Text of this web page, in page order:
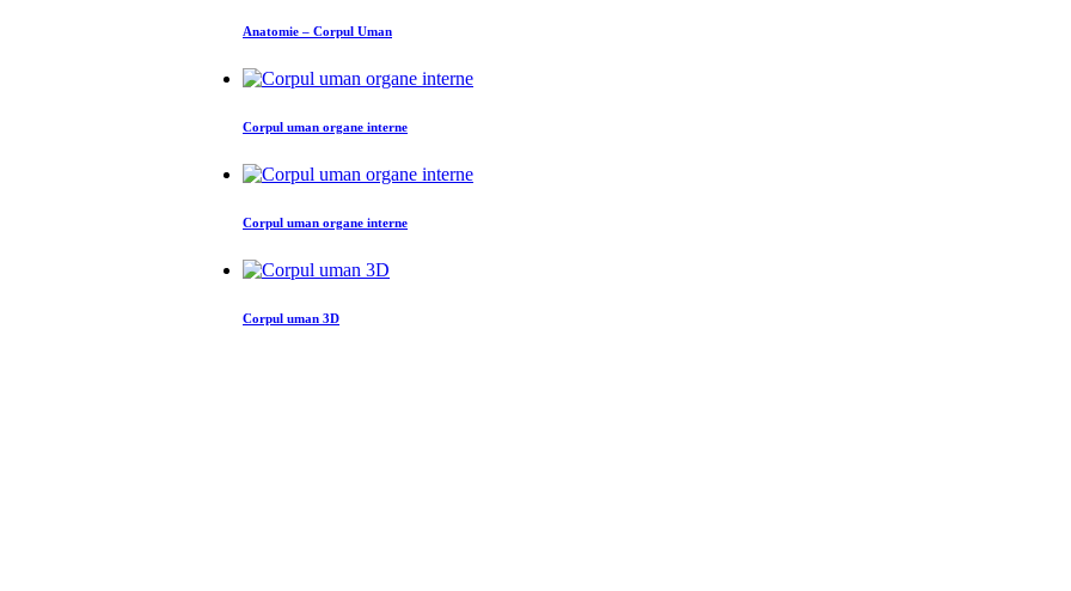
Anatomie – Corpul Uman
Corpul uman organe interne
Corpul uman organe interne
Corpul uman 3D